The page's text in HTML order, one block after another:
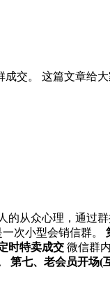
交。 这篇文章给
的从众心理，通过
次小型会销信群。
时特卖成交 微信群
第七、老会员开场(